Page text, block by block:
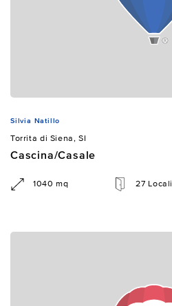
Silvia Natillo
Torrita di Siena, SI
Cascina/Casale
1040 mq 27 Locali